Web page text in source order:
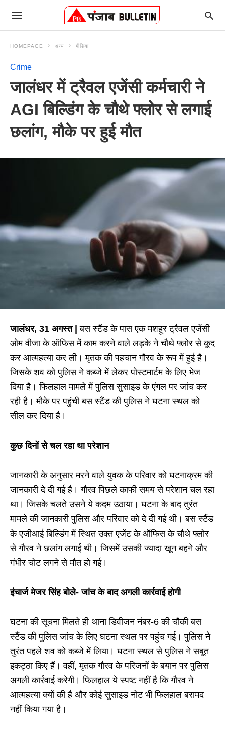
HOMEPAGE अन्य मीडिया
Crime
जालंधर में ट्रैवल एजेंसी कर्मचारी ने
AGI बिल्डिंग के चौथे फ्लोर से लगाई
छलांग, मौके पर हुई मौत
जालंधर, 31 अगस्त |बस स्टैंड के पास एक मशहूर ट्रैवल एजेंसी
ओम वीजा के ऑफिस में काम करने वाले लड़के ने चौथे फ्लोर से कूद
कर आत्महत्या कर ली। मृतक की पहचान गौरव के रूप में हुई है।
जिसके शव को पुलिस ने कब्जे में लेकर पोस्टमार्टम के लिए भेज
दिया है। फिलहाल मामले में पुलिस सुसाइड के एंगल पर जांच कर
रही है। मौके पर पहुंची बस स्टैंड की पुलिस ने घटना स्थल को
सील कर दिया है।
कुछ दिनों से चल रहा था परेशान
जानकारी के अनुसार मरने वाले युवक के परिवार को घटनाक्रम की
जानकारी दे दी गई है। गौरव पिछले काफी समय से परेशान चल रहा
था। जिसके चलते उसने ये कदम उठाया। घटना के बाद तुरंत
मामले की जानकारी पुलिस और परिवार को दे दी गई थी। बस स्टैंड
के एजीआई बिल्डिंग में स्थित उक्त एजेंट के ऑफिस के चौथे फ्लोर
से गौरव ने छलांग लगाई थी। जिसमें उसकी ज्यादा खून बहने और
गंभीर चोट लगने से मौत हो गई।
इंचार्ज मेजर सिंह बोले- जांच के बाद अगली कार्रवाई होगी
घटना की सूचना मिलते ही थाना डिवीजन नंबर-6 की चौकी बस
स्टैंड की पुलिस जांच के लिए घटना स्थल पर पहुंच गई। पुलिस ने
तुरंत पहले शव को कब्जे में लिया। घटना स्थल से पुलिस ने सबूत
इकट्ठा किए हैं। वहीं, मृतक गौरव के परिजनों के बयान पर पुलिस
अगली कार्रवाई करेगी। फिलहाल ये स्पष्ट नहीं है कि गौरव ने
आत्महत्या क्यों की है और कोई सुसाइड नोट भी फिलहाल बरामद
नहीं किया गया है।